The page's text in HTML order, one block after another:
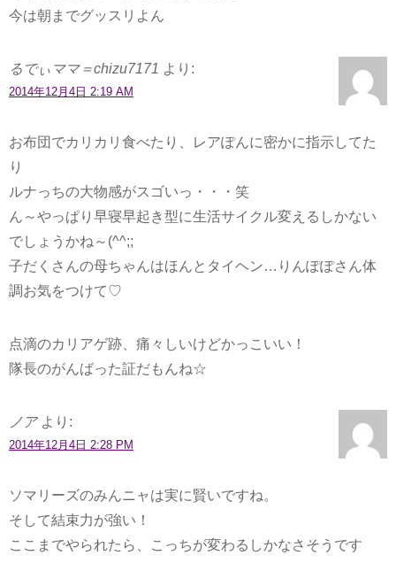
今は朝までグッスリよん
るでぃママ＝chizu7171 より:
2014年12月4日 2:19 AM
お布団でカリカリ食べたり、レアぽんに密かに指示してた
り
ルナっちの大物感がスゴいっ・・・笑
ん～やっぱり早寝早起き型に生活サイクル変えるしかない
でしょうかね～(^^;;
子だくさんの母ちゃんはほんとタイヘン…りんぽぽさん体
調お気をつけて♡
点滴のカリアゲ跡、痛々しいけどかっこいい！
隊長のがんばった証だもんね☆
ノア より:
2014年12月4日 2:28 PM
ソマリーズのみんニャは実に賢いですね。
そして結束力が強い！
ここまでやられたら、こっちが変わるしかなさそうです